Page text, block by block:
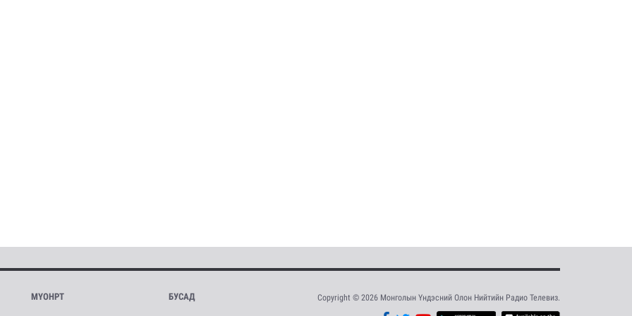
МҮОНРТ БУСАД Copyright © 2026 Монголын Үндэсний Олон Нийтийн Радио Телевиз.